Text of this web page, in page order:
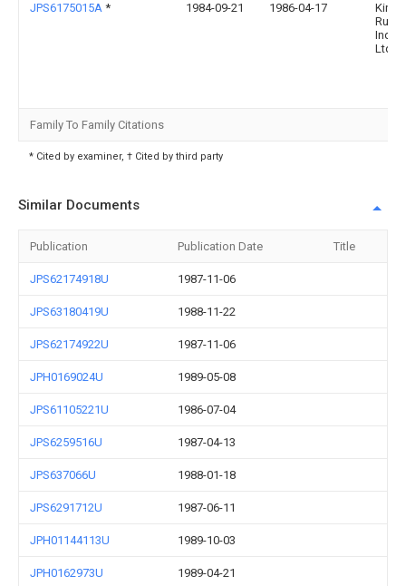
JPS6175015A * 1984-09-21 1986-04-17
Ind
Ltd
Family To Family Citations
* Cited by examiner, † Cited by third party
Similar Documents
Publication Publication Date Title
JPS62174918U 1987-11-06
JPS63180419U 1988-11-22
JPS62174922U 1987-11-06
JPH0169024U 1989-05-08
JPS61105221U 1986-07-04
JPS6259516U 1987-04-13
JPS637066U 1988-01-18
JPS6291712U 1987-06-11
JPH01144113U 1989-10-03
JPH0162973U 1989-04-21